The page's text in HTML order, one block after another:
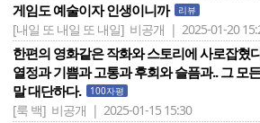
게임도 예술이자 인생이니까 리뷰
[내일 또 내일 또 내일] 비공개 | 2025-01-20
한편의 영화같은 작화와 스토리에 사로잡혔
열정과 기쁨과 고통과 후회와 슬픔과.. 그 모
말 대단하다.
100자평
[룩 백] 비공개 | 2025-01-15 15:30